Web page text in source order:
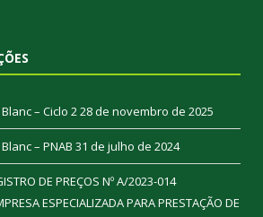
– Ciclo 228 de novembro de 2025
– PNAB 31 de julho de 2024
DE PREÇOS Nº A/2023-014
ESPECIALIZADA PARA PRESTAÇÃO DE